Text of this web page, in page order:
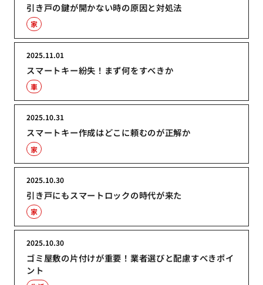
引き戸の鍵が開かない時の原因と対処法
家
スマートキー紛失！まず何をすべきか
2025.11.01
車
スマートキー作成はどこに頼むのが正解か
2025.10.31
家
引き戸にもスマートロックの時代が来た
2025.10.30
家
ゴミ屋敷の片付けが重要！業者選びと配慮すべきポイ
ント
2025.10.30